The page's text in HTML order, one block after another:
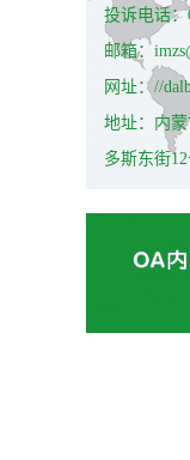
投诉电话：
邮箱：
网址：//
地址：内
多斯东街